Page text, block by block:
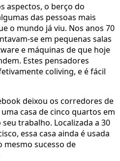
aspectos, o berço do
das pessoas mais
o mundo já viu. Nos anos 70
se em pequenas salas
e máquinas de que hoje
Estes pensadores
coliving, e é fácil
deixou os corredores de
casa de cinco quartos em
trabalho. Localizada a 30
essa casa ainda é usada
mesmo sucesso de